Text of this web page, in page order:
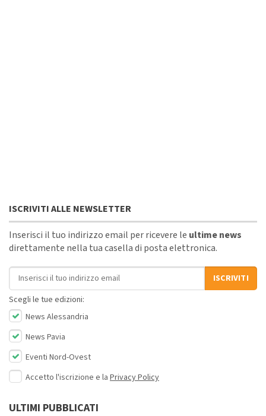
ISCRIVITI ALLE NEWSLETTER
Inserisci il tuo indirizzo email per ricevere le ultime news
direttamente nella tua casella di posta elettronica.
Indirizzo email
ISCRIVITI
Scegli le tue edizioni:
News Alessandria
News Pavia
Eventi Nord-Ovest
Accetto l'iscrizione e la Privacy Policy
ULTIMI PUBBLICATI